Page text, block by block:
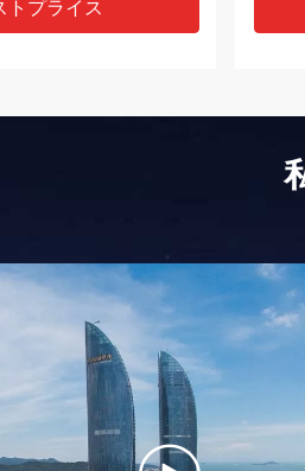
トプライス